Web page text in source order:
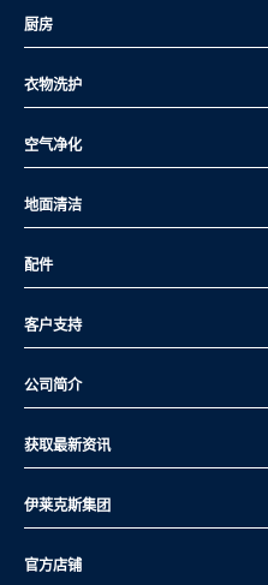
厨房
衣物洗护
空气净化
地面清洁
配件
客户支持
公司简介
获取最新资讯
伊莱克斯集团
官方店铺